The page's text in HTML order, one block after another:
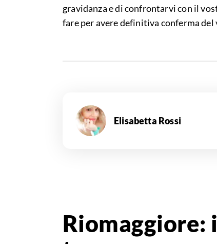
gravidanza e di confrontarvi con il
fare per avere definitiva conferma
Elisabetta Rossi
Riomaggiore: